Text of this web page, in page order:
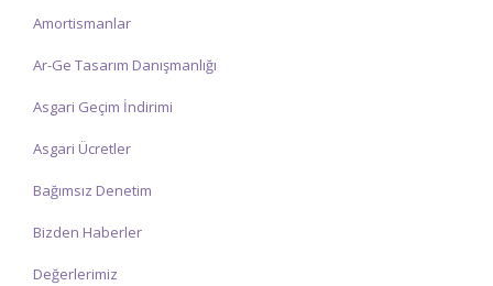
Amortismanlar
Ar-Ge Tasarım Danışmanlığı
Asgari Geçim İndirimi
Asgari Ücretler
Bağımsız Denetim
Bizden Haberler
Değerlerimiz